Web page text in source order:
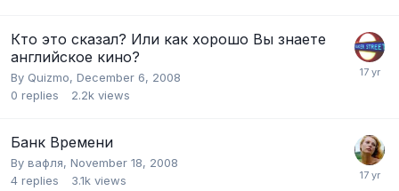
Кто это сказал? Или как хорошо Вы знаете
английское кино?
By Quizmo, December 6, 2008
0 replies 2.2k views
Банк Времени
By вафля, November 18, 2008
4 replies 3.1k views